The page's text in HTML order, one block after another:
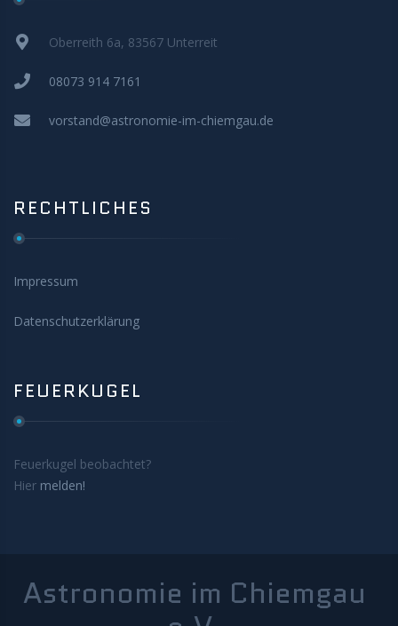
Oberreith 6a, 83567 Unterreit
08073 914 7161
vorstand@astronomie-im-chiemgau.de
RECHTLICHES
Impressum
Datenschutzerklärung
FEUERKUGEL
Feuerkugel beobachtet?
Hier melden!
Astronomie im Chiemgau